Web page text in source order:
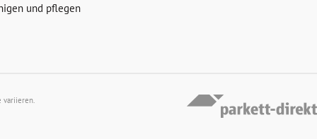
und pflegen
variieren.